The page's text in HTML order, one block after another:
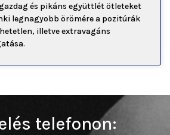
és pikáns együttlét ötleteket
legnagyobb örömére a pozitúrák
illetve extravagáns
telefonon: